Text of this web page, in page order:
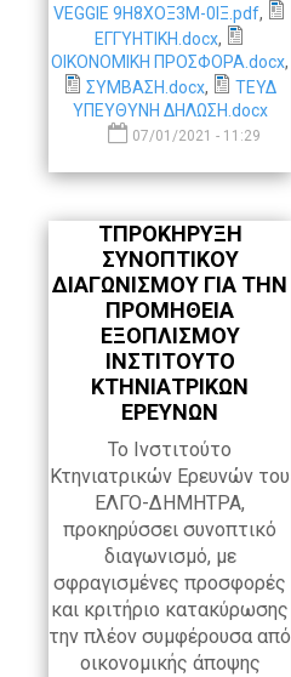
VEGGIE 9Η8ΧΟΞ3Μ-0ΙΞ.pdf,
ΕΓΓΥΗΤΙΚΗ.docx,
ΟΙΚΟΝΟΜΙΚΗ ΠΡΟΣΦΟΡΑ.docx,
ΣΥΜΒΑΣΗ.docx,
ΤΕΥΔ
ΥΠΕΥΘΥΝΗ ΔΗΛΩΣΗ.docx
07/01/2021 - 11:29
ΤΠΡΟΚΗΡΥΞΗ
ΣΥΝΟΠΤΙΚΟΥ
ΔΙΑΓΩΝΙΣΜΟΥ ΓΙΑ ΤΗΝ
ΠΡΟΜΗΘΕΙΑ
ΕΞΟΠΛΙΣΜΟΥ
ΙΝΣΤΙΤΟΥΤΟ
ΚΤΗΝΙΑΤΡΙΚΩΝ
ΕΡΕΥΝΩΝ
Το Ινστιτούτο
Κτηνιατρικών Ερευνών του
ΕΛΓΟ-ΔΗΜΗΤΡΑ,
προκηρύσσει συνοπτικό
διαγωνισμό, με
σφραγισμένες προσφορές
και κριτήριο κατακύρωσης
την πλέον συμφέρουσα από
οικονομικής άποψης